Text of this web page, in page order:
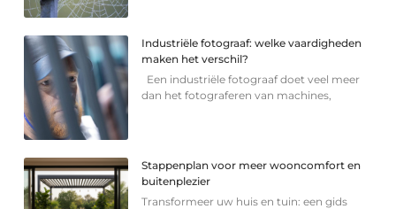
Industriële fotograaf: welke vaardigheden
maken het verschil?
Een industriële fotograaf doet veel meer
dan het fotograferen van machines,
Stappenplan voor meer wooncomfort en
buitenplezier
Transformeer uw huis en tuin: een gids